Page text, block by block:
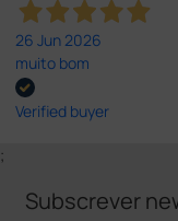
26 Jun 2026
muito bom
Verified buyer
;
Subscrever